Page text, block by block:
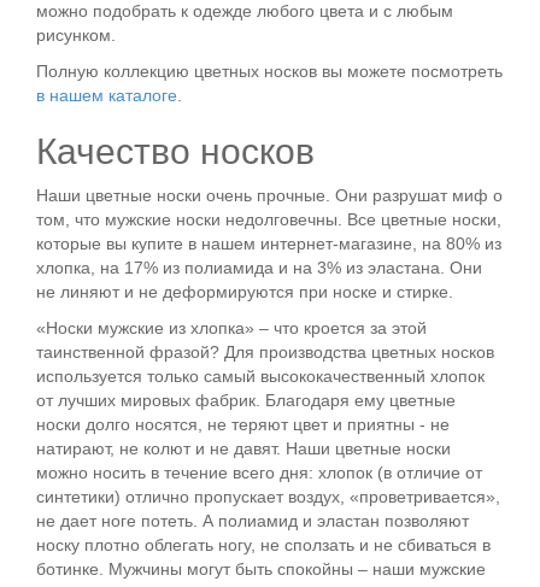
можно подобрать к одежде любого цвета и с любым
рисунком.
Полную коллекцию цветных носков вы можете посмотреть
в нашем каталоге
Качество носков
Наши цветные носки очень прочные. Они разрушат миф о
том, что мужские носки недолговечны. Все цветные носки,
которые вы купите в нашем интернет-магазине, на 80% из
хлопка, на 17% из полиамида и на 3% из эластана. Они
не линяют и не деформируются при носке и стирке.
«Носки мужские из хлопка» – что кроется за этой
таинственной фразой? Для производства цветных носков
используется только самый высококачественный хлопок
от лучших мировых фабрик. Благодаря ему цветные
носки долго носятся, не теряют цвет и приятны - не
натирают, не колют и не давят. Наши цветные носки
можно носить в течение всего дня: хлопок (в отличие от
синтетики) отлично пропускает воздух, «проветривается»,
не дает ноге потеть. А полиамид и эластан позволяют
носку плотно облегать ногу, не сползать и не сбиваться в
ботинке. Мужчины могут быть спокойны – наши мужские